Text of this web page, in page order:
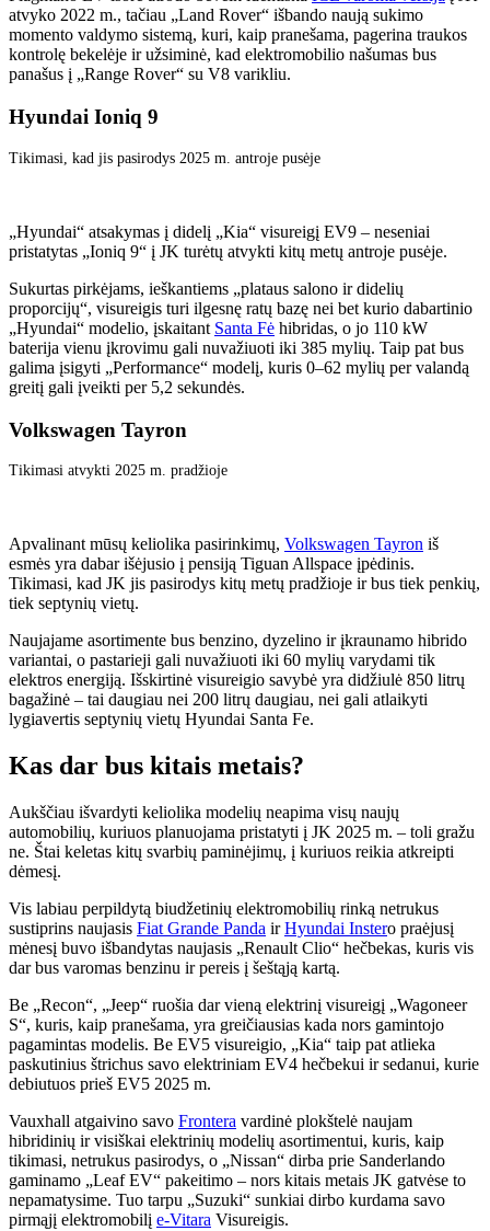
atvyko 2022 m., tačiau „Land Rover“ išbando naują sukimo
momento valdymo sistemą, kuri, kaip pranešama, pagerina traukos
kontrolę bekelėje ir užsiminė, kad elektromobilio našumas bus
panašus į „Range Rover“ su V8 ​​varikliu.
Hyundai Ioniq 9
Tikimasi, kad jis pasirodys 2025 m. antroje pusėje
„Hyundai“ atsakymas į didelį „Kia“ visureigį EV9 – neseniai
pristatytas „Ioniq 9“ į JK turėtų atvykti kitų metų antroje pusėje.
Sukurtas pirkėjams, ieškantiems „plataus salono ir didelių
proporcijų“, visureigis turi ilgesnę ratų bazę nei bet kurio dabartinio
„Hyundai“ modelio, įskaitant Santa Fė hibridas, o jo 110 kW
baterija vienu įkrovimu gali nuvažiuoti iki 385 mylių. Taip pat bus
galima įsigyti „Performance“ modelį, kuris 0–62 mylių per valandą
greitį gali įveikti per 5,2 sekundės.
Volkswagen Tayron
Tikimasi atvykti 2025 m. pradžioje
Apvalinant mūsų keliolika pasirinkimų, Volkswagen Tayron iš
esmės yra dabar išėjusio į pensiją Tiguan Allspace įpėdinis.
Tikimasi, kad JK jis pasirodys kitų metų pradžioje ir bus tiek penkių,
tiek septynių vietų.
Naujajame asortimente bus benzino, dyzelino ir įkraunamo hibrido
variantai, o pastarieji gali nuvažiuoti iki 60 mylių varydami tik
elektros energiją. Išskirtinė visureigio savybė yra didžiulė 850 litrų
bagažinė – tai daugiau nei 200 litrų daugiau, nei gali atlaikyti
lygiavertis septynių vietų Hyundai Santa Fe.
Kas dar bus kitais metais?
Aukščiau išvardyti keliolika modelių neapima visų naujų
automobilių, kuriuos planuojama pristatyti į JK 2025 m. – toli gražu
ne. Štai keletas kitų svarbių paminėjimų, į kuriuos reikia atkreipti
dėmesį.
Vis labiau perpildytą biudžetinių elektromobilių rinką netrukus
sustiprins naujasis Fiat Grande Panda irHyundai Instero praėjusį
mėnesį buvo išbandytas naujasis „Renault Clio“ hečbekas, kuris vis
dar bus varomas benzinu ir pereis į šeštąją kartą.
Be „Recon“, „Jeep“ ruošia dar vieną elektrinį visureigį „Wagoneer
S“, kuris, kaip pranešama, yra greičiausias kada nors gamintojo
pagamintas modelis. Be EV5 visureigio, „Kia“ taip pat atlieka
paskutinius štrichus savo elektriniam EV4 hečbekui ir sedanui, kurie
debiutuos prieš EV5 2025 m.
Vauxhall atgaivino savo Frontera vardinė plokštelė naujam
hibridinių ir visiškai elektrinių modelių asortimentui, kuris, kaip
tikimasi, netrukus pasirodys, o „Nissan“ dirba prie Sanderlando
gaminamo „Leaf EV“ pakeitimo – nors kitais metais JK gatvėse to
nepamatysime. Tuo tarpu „Suzuki“ sunkiai dirbo kurdama savo
pirmąjį elektromobilį e-Vitara Visureigis.